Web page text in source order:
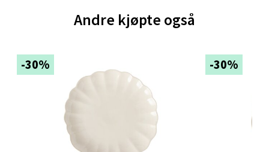
Andre kjøpte også
-30% -30%
0 i butikk
Velg
Bergen - Thon Senter Sartor
Sartorvegen 12, 5353 Straume